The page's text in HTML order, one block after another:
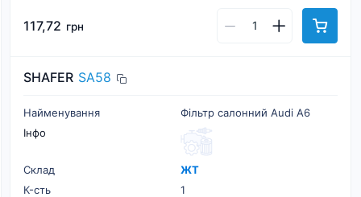
117,72 грн
SHAFER SA58
Найменування
Фільтр салонний Audi A6
Інфо
Склад
ЖТ
К-cть
1